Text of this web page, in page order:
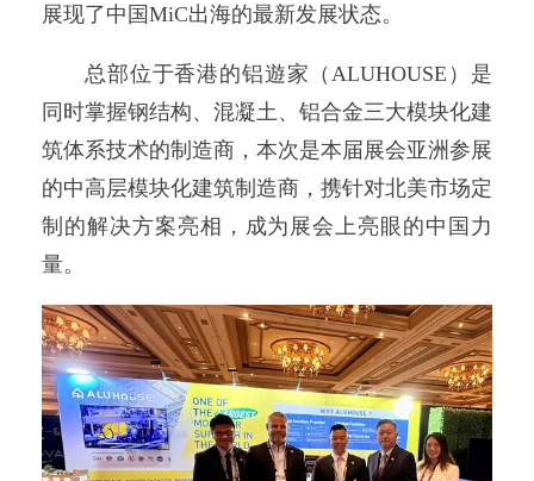
展现了中国MiC出海的最新发展状态。
总部位于香港的铝遊家（ALUHOUSE）是
同时掌握钢结构、混凝土、铝合金三大模块化建
筑体系技术的制造商，本次是本届展会亚洲参展
的中高层模块化建筑制造商，携针对北美市场定
制的解决方案亮相，成为展会上亮眼的中国力
量。